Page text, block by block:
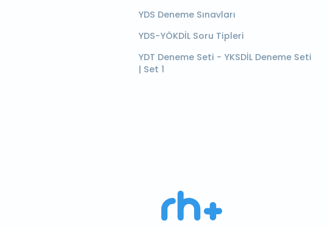
YDS Deneme Sınavları
YDS-YÖKDİL Soru Tipleri
YDT Deneme Seti - YKSDİL Deneme Seti
| Set 1